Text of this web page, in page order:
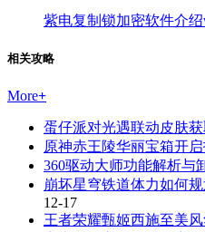
紫电复制锁加密软件介绍
相关攻略
More+
蛋仔派对光遇联动皮肤
原神赤王陵华丽宝箱开
360驱动大师功能解析与
崩坏星穹铁道体力如何
12-17
王者荣耀甄姬西施至美